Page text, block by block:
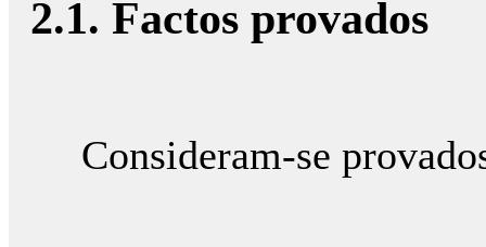
2.1. Factos provados
Consideram-se